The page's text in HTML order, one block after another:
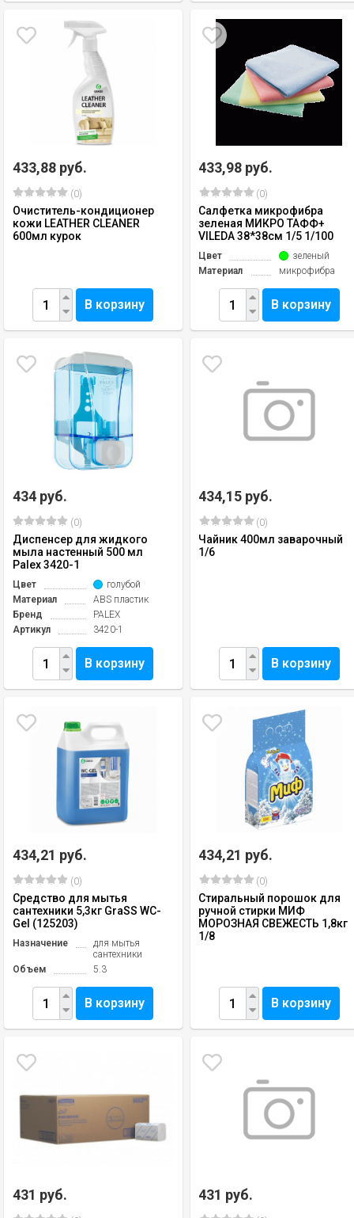
433,88 руб.
(0)
Очиститель-кондиционер
кожи LEATHER CLEANER
600мл курок
В корзину
433,98 руб.
(0)
Салфетка микрофибра
зеленая МИКРО ТАФФ+
VILEDA 38*38см 1/5 1/100
Цвет
зеленый
Материал
микрофибра
В корзину
434 руб.
(0)
Диспенсер для жидкого
мыла настенный 500 мл
Palex 3420-1
Цвет
голубой
Материал
ABS пластик
Бренд
PALEX
Артикул
3420-1
В корзину
434,15 руб.
(0)
Чайник 400мл заварочный
1/6
В корзину
434,21 руб.
(0)
Средство для мытья
сантехники 5,3кг GraSS WC-
Gel (125203)
Назначение
для мытья
сантехники
Объем
5.3
В корзину
434,21 руб.
(0)
Стиральный порошок для
ручной стирки МИФ
МОРОЗНАЯ СВЕЖЕСТЬ 1,8кг
1/8
В корзину
431 руб. 431 руб.